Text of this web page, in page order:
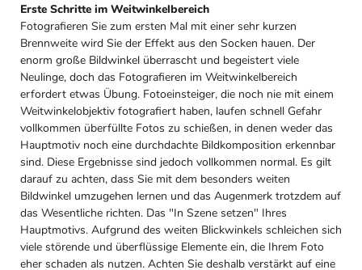
Erste Schritte im Weitwinkelbereich
Fotografieren Sie zum ersten Mal mit einer sehr kurzen
Brennweite wird Sie der Effekt aus den Socken hauen. Der
enorm große Bildwinkel überrascht und begeistert viele
Neulinge, doch das Fotografieren im Weitwinkelbereich
erfordert etwas Übung. Fotoeinsteiger, die noch nie mit einem
Weitwinkelobjektiv fotografiert haben, laufen schnell Gefahr
vollkommen überfüllte Fotos zu schießen, in denen weder das
Hauptmotiv noch eine durchdachte Bildkomposition erkennbar
sind. Diese Ergebnisse sind jedoch vollkommen normal. Es gilt
darauf zu achten, dass Sie mit dem besonders weiten
Bildwinkel umzugehen lernen und das Augenmerk trotzdem auf
das Wesentliche richten. Das "In Szene setzen" Ihres
Hauptmotivs. Aufgrund des weiten Blickwinkels schleichen sich
viele störende und überflüssige Elemente ein, die Ihrem Foto
eher schaden als nutzen. Achten Sie deshalb verstärkt auf eine